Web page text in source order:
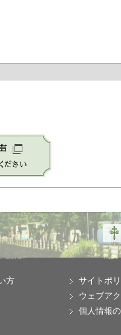
方
サイトポ
ウェブア
個人情報